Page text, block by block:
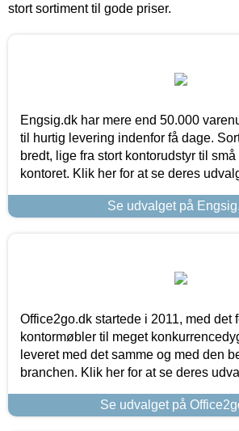
stort sortiment til gode priser.
Engsig.dk har mere end 50.000
til hurtig levering indenfor få dage.
bredt, lige fra stort kontorudstyr til
kontoret. Klik her for at se deres
Se udvalget på
Office2go.dk startede i 2011, med det
kontormøbler til meget
leveret med det samme og med den
branchen. Klik her for at se deres
Se udvalget på